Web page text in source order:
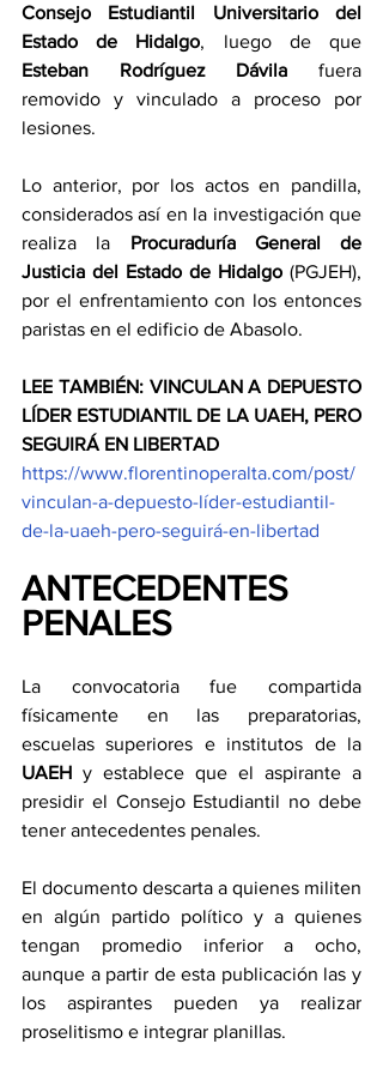
Consejo Estudiantil Universitario del
Estado de Hidalgo
Esteban Rodríguez Dávila fuera
removido y vinculado a proceso por
lesiones.
Lo anterior, por los actos en pandilla,
considerados así en la investigación que
realiza la Procuraduría General de
Justicia del Estado de Hidalgo (PGJEH),
por el enfrentamiento con los entonces
paristas en el edificio de Abasolo.
LEE TAMBIÉN: VINCULAN A DEPUESTO
LÍDER ESTUDIANTIL DE LA UAEH, PERO
SEGUIRÁ EN LIBERTAD
https://www.florentinoperalta.com/post/
vinculan-a-depuesto-líder-estudiantil-
de-la-uaeh-pero-seguirá-en-libertad
ANTECEDENTES
PENALES
La convocatoria fue compartida
físicamente en las preparatorias,
UAEH y establece que el aspirante a
presidir el Consejo Estudiantil no debe
tener antecedentes penales.
El documento descarta a quienes militen
en algún partido político y a quienes
tengan promedio inferior a ocho,
aunque a partir de esta publicación las y
los aspirantes pueden ya realizar
proselitismo e integrar planillas.